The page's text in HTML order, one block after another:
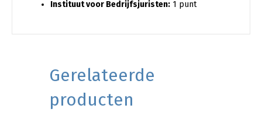
Instituut voor Bedrijfsjuristen: 1 punt
Gerelateerde
producten